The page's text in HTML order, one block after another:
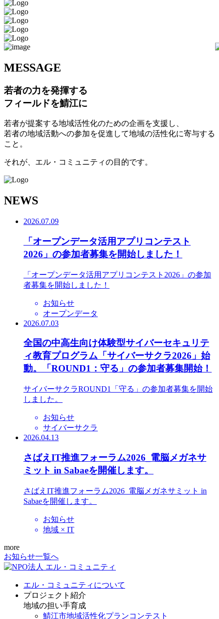
MESSAGE
若者の力を発揮する
フィールドを鯖江に
若者が提案する地域活性化のための企画を支援し、
若者の地域活動への参加を促進して地域の活性化に寄与する
こと。
それが、エル・コミュニティの目的です。
NEWS
2026.07.09
「オープンデータ活用アプリコンテスト
2026」の参加者募集を開始しました！
「オープンデータ活用アプリコンテスト2026」の参加
者募集を開始しました！
お知らせ
オープンデータ
2026.07.03
全国の中高生向け体験型サイバーセキュリテ
ィ教育プログラム「サイバーサクラ2026」始
動。「ROUND1：守る」の参加者募集開始！
サイバーサクラROUND1「守る」の参加者募集を開始
しました。
お知らせ
サイバーサクラ
2026.04.13
さばえIT推進フォーラム2026_電脳メガネサ
ミット in Sabaeを開催します。
さばえIT推進フォーラム2026_電脳メガネサミット in
Sabaeを開催します。
お知らせ
地域 × IT
more
お知らせ一覧へ
エル・コミュニティについて
プロジェクト紹介
地域の担い手育成
鯖江市地域活性化プランコンテスト